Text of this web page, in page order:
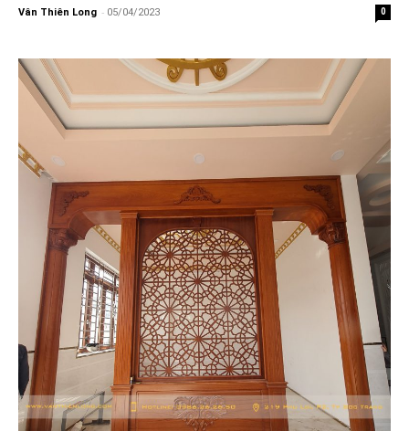
Vân Thiên Long - 05/04/2023 0